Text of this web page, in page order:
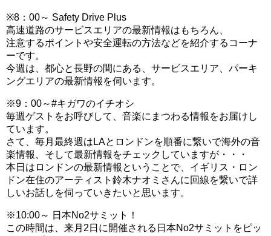
※8：00～ Safety Drive Plus
高速道路のサービスエリアの最新情報はもちろん、
注意するポイントや安全運転の方法などを紹介するコーナ
ーです。
今週は、都心と長野の間にある、サービスエリア、パーキ
ングエリアの最新情報を伺います。
※9：00～#キガワのイチオシ
毎週ゲストをお呼びして、音楽にまつわる情報をお届けし
ています。
さて、毎月最終週はLAとロンドンを順番に繋いで海外の音
楽情報、そして最新情報をチェックしていますが・・・
本日はロンドンの最新情報ということで、イギリス・ロン
ドン在住のアーティスト鈴木ナオミさんに回線を繋いで詳
しいお話しを伺っていきたいと思います。
※10:00～ 日本No2サミット！
この時間は、来月2日に開催される日本No2サミットをピッ